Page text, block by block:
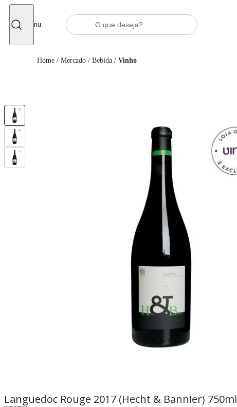
Menu
Home / Mercado / Bebida / Vinho
Languedoc Rouge 2017 (Hecht & Bannier) 750ml